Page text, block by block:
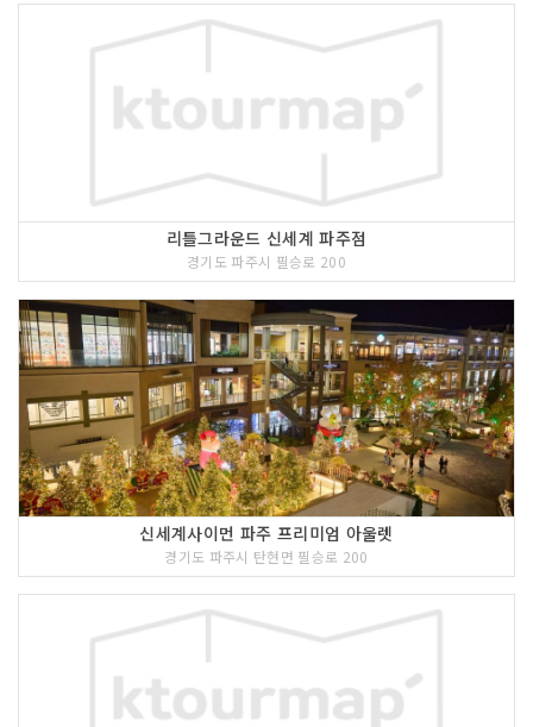
리틀그라운드 신세계 파주점
경기도 파주시 필승로 200
신세계사이먼 파주 프리미엄 아울렛
경기도 파주시 탄현면 필승로 200